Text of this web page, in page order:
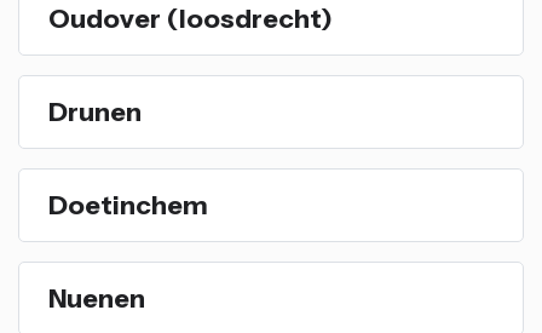
Oudover (loosdrecht)
Drunen
Doetinchem
Nuenen